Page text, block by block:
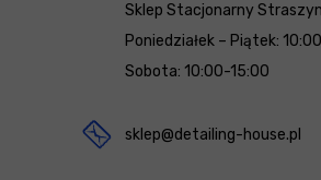
Sklep Stacjonarny Straszyn
Poniedziałek – Piątek:
Sobota: 10:00-15:00
sklep@detailing-house.pl